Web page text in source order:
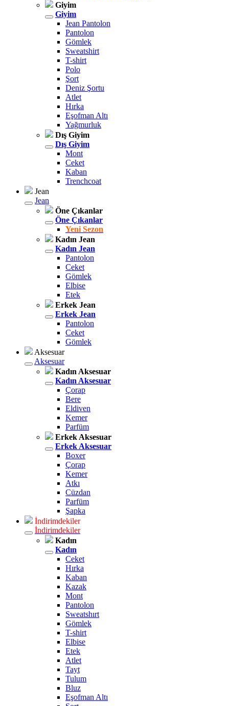
Giyim
Giyim
Jean Pantolon
Pantolon
Gömlek
Sweatshirt
T-shirt
Polo
Şort
Deniz Şortu
Atlet
Hırka
Eşofman Altı
Yağmurluk
Dış Giyim
Dış Giyim
Mont
Ceket
Kaban
Trenchcoat
Jean
Jean
Öne Çıkanlar
Öne Çıkanlar
Yeni Sezon
Kadın Jean
Kadın Jean
Pantolon
Ceket
Gömlek
Elbise
Etek
Erkek Jean
Erkek Jean
Pantolon
Ceket
Gömlek
Aksesuar
Aksesuar
Kadın Aksesuar
Kadın Aksesuar
Çorap
Bere
Eldiven
Kemer
Parfüm
Erkek Aksesuar
Erkek Aksesuar
Boxer
Çorap
Kemer
Atkı
Cüzdan
Parfüm
Şapka
İndirimdekiler
İndirimdekiler
Kadın
Kadın
Ceket
Hırka
Kaban
Kazak
Mont
Pantolon
Sweatshırt
Gömlek
T-shirt
Elbise
Etek
Atlet
Tayt
Tulum
Bluz
Eşofman Altı